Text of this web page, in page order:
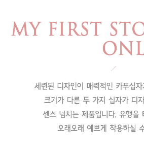
페이코 라이
구매